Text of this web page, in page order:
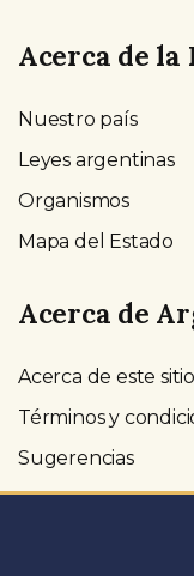
Acerca de
Nuestro país
Leyes argentinas
Organismos
Mapa del Estado
Acerca de
Acerca de este sitio
Términos y
Sugerencias